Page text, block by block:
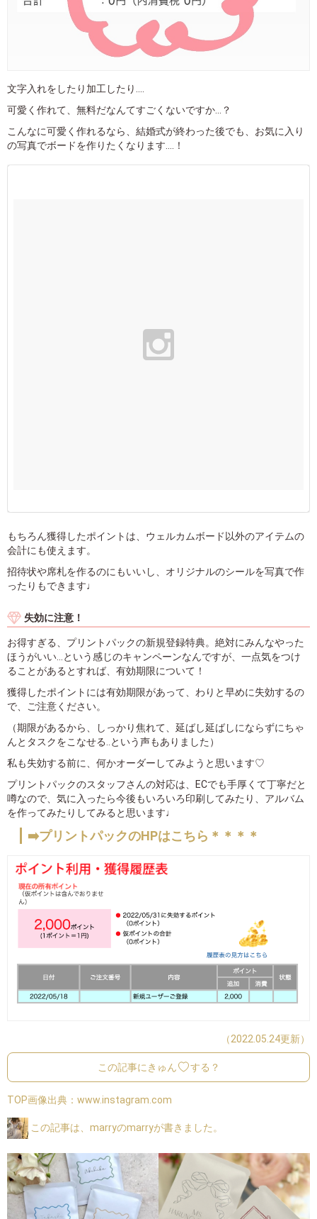
文字入れをしたり加工したり....
可愛く作れて、無料だなんてすごくないですか...？
こんなに可愛く作れるなら、結婚式が終わった後でも、お気に入り
の写真でボードを作りたくなります....！
もちろん獲得したポイントは、ウェルカムボード以外のアイテムの
会計にも使えます。
招待状や席札を作るのにもいいし、オリジナルのシールを写真で作
ったりもできます♩
失効に注意！
お得すぎる、プリントパックの新規登録特典。絶対にみんなやった
ほうがいい...という感じのキャンペーンなんですが、一点気をつけ
ることがあるとすれば、有効期限について！
獲得したポイントには有効期限があって、わりと早めに失効するの
で、ご注意ください。
（期限があるから、しっかり焦れて、延ばし延ばしにならずにちゃ
んとタスクをこなせる..という声もありました）
私も失効する前に、何かオーダーしてみようと思います♡
プリントパックのスタッフさんの対応は、ECでも手厚くて丁寧だと
噂なので、気に入ったら今後もいろいろ印刷してみたり、アルバム
を作ってみたりしてみると思います♩
➡️プリントパックのHPはこちら＊＊＊＊
（2022.05.24更新）
この記事にきゅん する？
TOP画像出典： www.instagram.com
この記事は、marryのmarryが書きました。